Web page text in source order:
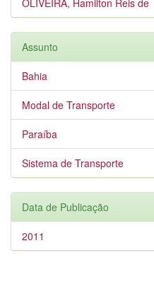
OLIVEIRA, Hamilton Reis de
Assunto
Bahia
Modal de Transporte
Paraíba
Sistema de Transporte
Data de Publicação
2011